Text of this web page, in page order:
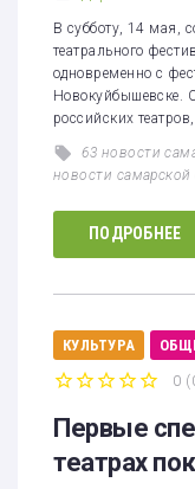
В субботу, 14 мая,
театрального
одновременно с
Новокуйбышевске.
российских
63 новости
новости самарской
ПОДРОБНЕЕ
КУЛЬТУРА
0 (
Первые
театрах